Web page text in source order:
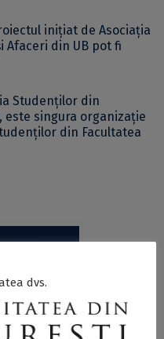
inițiat de Asociația
din UB pot fi
Studenților din
este singura organizație
din Facultatea
dvs.